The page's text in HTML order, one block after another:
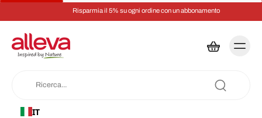
Risparmia il 5% su ogni ordine con un abbonamento
IT